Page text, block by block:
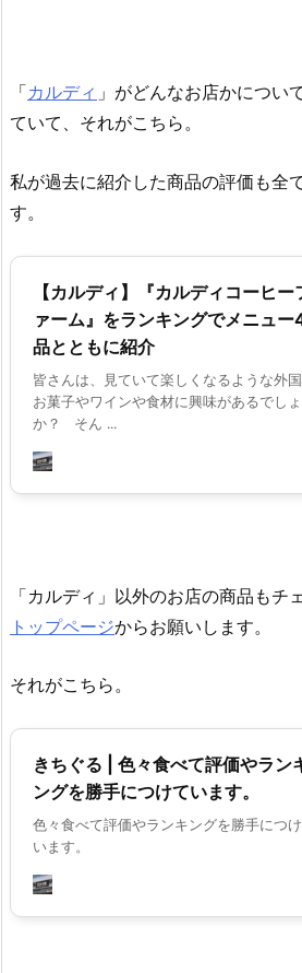
「カルディ 」がどんなお店かについ
ていて、それがこちら。
私が過去に紹介した商品の評価も全
す。
【カルディ】『カルディコーヒー
ァーム』をランキングでメニュー
品とともに紹介
皆さんは、見ていて楽しくなるような外
お菓子やワインや食材に興味があるでしょ
か？ そん ...
「カルディ」以外のお店の商品もチ
トップページからお願いします。
それがこちら。
きちぐる | 色々食べて評価やラン
ングを勝手につけています。
色々食べて評価やランキングを勝手につ
います。